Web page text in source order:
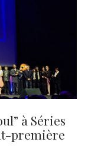
à Séries
première